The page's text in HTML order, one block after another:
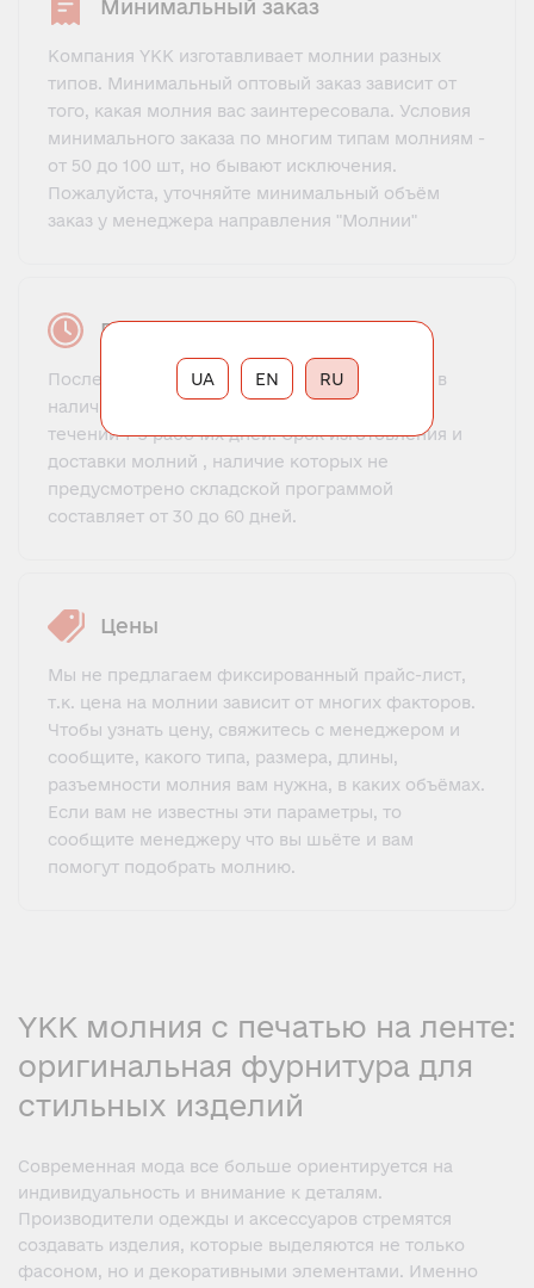
Минимальный заказ
Компания YKK изготавливает молнии разных
типов. Минимальный оптовый заказ зависит от
того, какая молния вас заинтересовала. Условия
минимального заказа по многим типам молниям -
от 50 до 100 шт, но бывают исключения.
Пожалуйста, уточняйте минимальный объём
заказ у менеджера направления "Молнии"
Время выполнения заказа
После оплаты заказа, молнии, которые есть в
наличии на складе, отправляются клиенту в
течении 1-3 рабочих дней. Срок изготовления и
доставки молний , наличие которых не
предусмотрено складской программой
составляет от 30 до 60 дней.
Цены
Мы не предлагаем фиксированный прайс-лист,
т.к. цена на молнии зависит от многих факторов.
Чтобы узнать цену, свяжитесь с менеджером и
сообщите, какого типа, размера, длины,
разъемности молния вам нужна, в каких объёмах.
Если вам не известны эти параметры, то
сообщите менеджеру что вы шьёте и вам
помогут подобрать молнию.
YKK молния с печатью на ленте:
оригинальная фурнитура для
стильных изделий
Современная мода все больше ориентируется на
индивидуальность и внимание к деталям.
Производители одежды и аксессуаров стремятся
создавать изделия, которые выделяются не только
фасоном, но и декоративными элементами. Именно
RU
UA EN